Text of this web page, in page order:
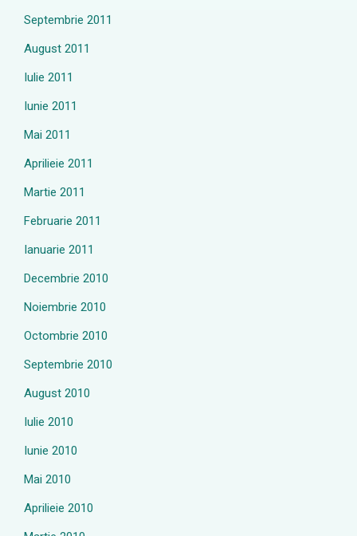
Septembrie 2011
August 2011
Iulie 2011
Iunie 2011
Mai 2011
Aprilieie 2011
Martie 2011
Februarie 2011
Ianuarie 2011
Decembrie 2010
Noiembrie 2010
Octombrie 2010
Septembrie 2010
August 2010
Iulie 2010
Iunie 2010
Mai 2010
Aprilieie 2010